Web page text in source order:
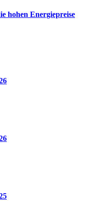
hohen Energiepreise